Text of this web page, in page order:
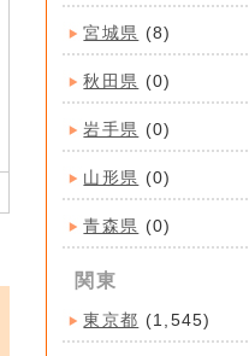
宮城県 (8)
秋田県 (0)
岩手県 (0)
山形県 (0)
青森県 (0)
関東
東京都 (1,545)